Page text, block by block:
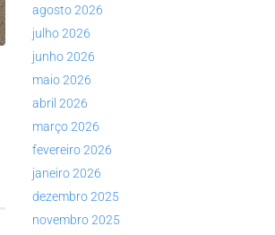
agosto 2026
julho 2026
junho 2026
maio 2026
abril 2026
março 2026
fevereiro 2026
janeiro 2026
dezembro 2025
novembro 2025